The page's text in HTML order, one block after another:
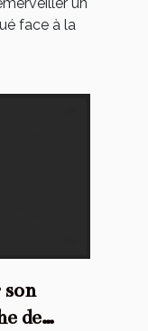
face à la
de